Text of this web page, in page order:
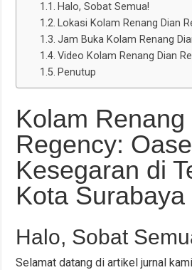
Halo, Sobat Semua!
Lokasi Kolam Renang Dian
Jam Buka Kolam Renang
Video Kolam Renang Dian
Penutup
Kolam Renang
Regency: Oase
Kesegaran di
Kota Surabaya
Halo, Sobat
Selamat datang di artikel jurnal